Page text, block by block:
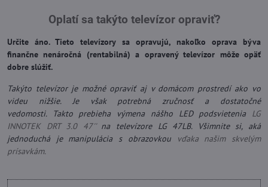
Oplatí sa takýto televízor opraviť?
Určite áno. Tieto televízory sa opravujú, nakoľko oprava býva
finančne nenáročná (rentabilná) a opravený televízor môže opäť
dobre slúžiť.
Takýto televízor je možné opraviť aj v domácom prostredí ako vo
videu nižšie. Je však potrebná zručnosť a dostatočné
vedomosti. Takto prebieha výmena nášho LED podsvietenia LG
INNOTEK DRT 3.0 47''na televízore LG 47LB. Všimnite si, aká
jednoduchá je manipulácia s obrazovkou
vďaka našim skvelým
prísavkám.